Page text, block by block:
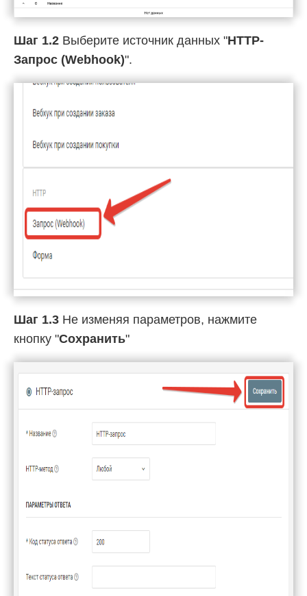
Шаг 1.2 Выберите источник данных "HTTP-
Запрос (Webhook)".
Шаг 1.3 Не изменяя параметров, нажмите
кнопку "Сохранить"